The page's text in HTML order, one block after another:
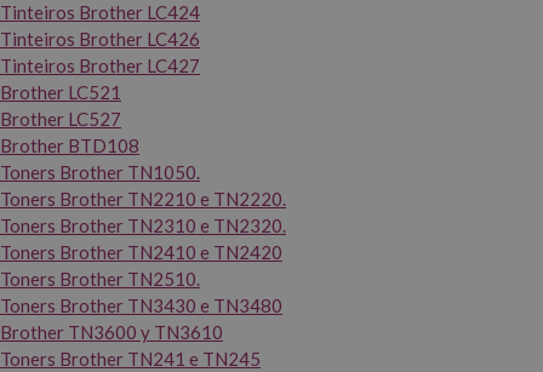
Tinteiros Brother LC424
Tinteiros Brother LC426
Tinteiros Brother LC427
Brother LC521
Brother LC527
Brother BTD108
Toners Brother TN1050.
Toners Brother TN2210 e TN2220.
Toners Brother TN2310 e TN2320.
Toners Brother TN2410 e TN2420
Toners Brother TN2510.
Toners Brother TN3430 e TN3480
Brother TN3600 y TN3610
Toners Brother TN241 e TN245